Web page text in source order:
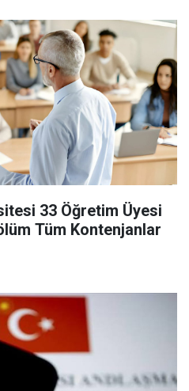
33 Öğretim Üyesi
Tüm Kontenjanlar